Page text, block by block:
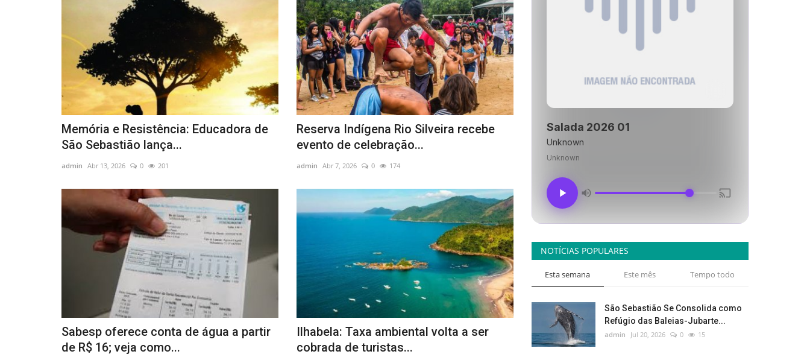
Memória e Resistência: Educadora de
São Sebastião lança...
admin Abr 13, 2026 0 201
Reserva Indígena Rio Silveira recebe
evento de celebração...
admin Abr 7, 2026 0 174
Sabesp oferece conta de água a partir
de R$ 16; veja como...
Ilhabela: Taxa ambiental volta a ser
cobrada de turistas...
Salada 2026 01
Unknown
Unknown
NOTÍCIAS POPULARES
Esta semana Este mês Tempo todo
São Sebastião Se Consolida como
Refúgio das Baleias-Jubarte...
admin Jul 20, 2026 0 15